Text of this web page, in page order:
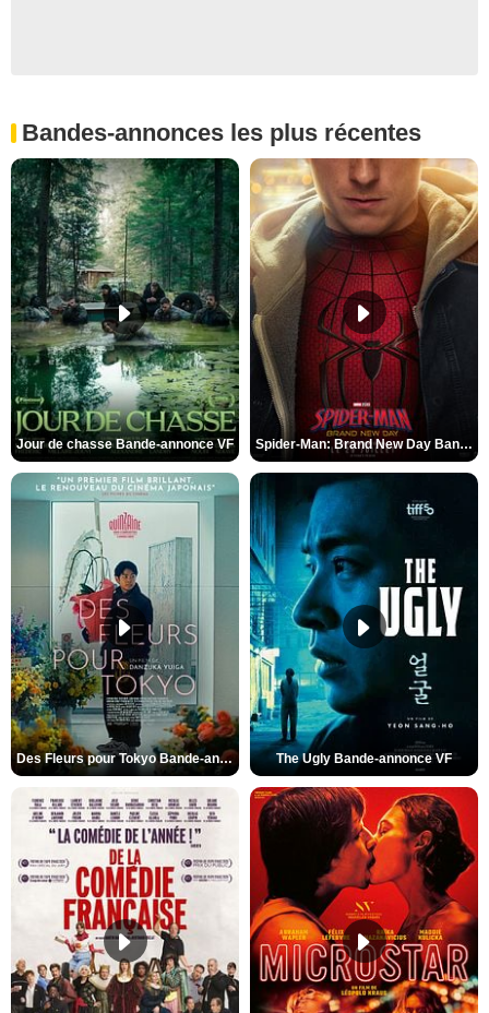
Bandes-annonces les plus récentes
Jour de chasse Bande-annonce VF Spider-Man: Brand New Day Bande-annonce (3) VO STFR
Des Fleurs pour Tokyo Bande-annonce VO STFR The Ugly Bande-annonce VF